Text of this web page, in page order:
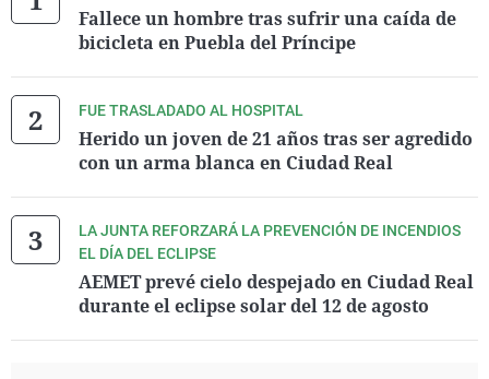
Fallece un hombre tras sufrir una caída de
bicicleta en Puebla del Príncipe
FUE TRASLADADO AL HOSPITAL
Herido un joven de 21 años tras ser agredido
con un arma blanca en Ciudad Real
LA JUNTA REFORZARÁ LA PREVENCIÓN DE INCENDIOS
EL DÍA DEL ECLIPSE
AEMET prevé cielo despejado en Ciudad Real
durante el eclipse solar del 12 de agosto